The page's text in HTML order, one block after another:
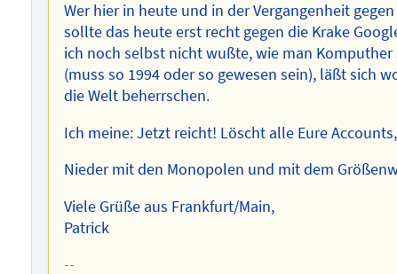
Wer hier in heute und in der Vergangenheit
sollte das heute erst recht gegen die Krake
ich noch selbst nicht wußte, wie man
(muss so 1994 oder so gewesen sein), läßt sich
die Welt beherrschen.
Ich meine: Jetzt reicht! Löscht alle Eure
Nieder mit den Monopolen und mit dem
Viele Grüße aus Frankfurt/Main,
Patrick
--